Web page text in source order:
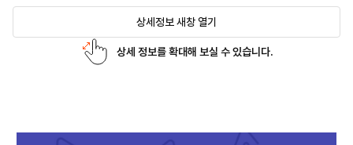
상세정보 새창 열기
상세 정보를 확대해 보실 수 있습니다.